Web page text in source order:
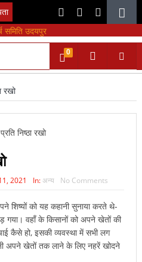
0
रखो
2021 In: अन्य No Comments
शिष्यों को यह कहानी सुनाया करते थे-
गया। वहाँ के किसानों को अपने खेतों की
कैसे हो, इसकी व्यवस्था में सभी लग
अपने खेतों तक लाने के लिए नहरें खोदने